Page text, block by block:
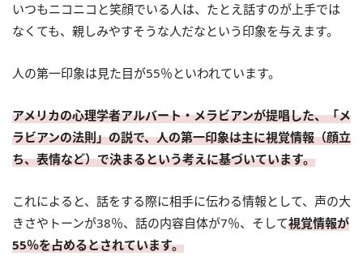
いつもニコニコと笑顔でいる人は、たとえ話すのが上手では
なくても、親しみやすそうな人だなという印象を与えます。
人の第一印象は見た目が55％といわれています。
アメリカの心理学者アルバート・メラビアンが提唱した、「メ
ラビアンの法則」の説で、人の第一印象は主に視覚情報（顔立
ち、表情など）で決まるという考えに基づいています。
これによると、話をする際に相手に伝わる情報として、声の大
きさやトーンが38％、話の内容自体が7％、そして視覚情報が
55％を占めるとされています。